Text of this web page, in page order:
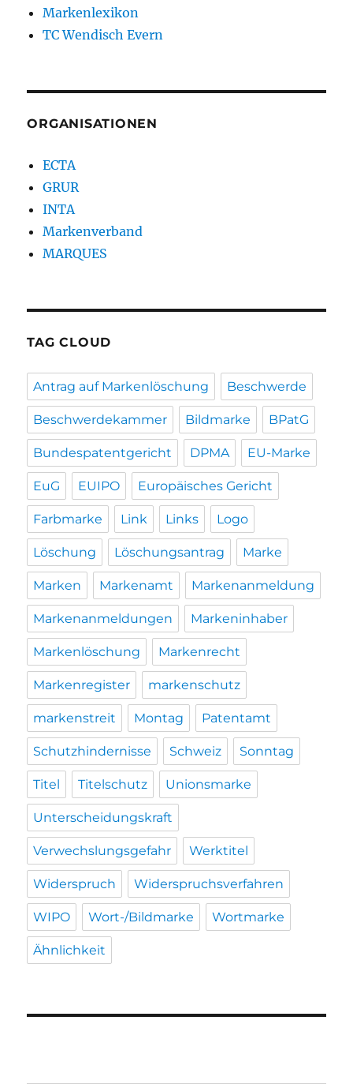
Markenlexikon
TC Wendisch Evern
ORGANISATIONEN
ECTA
GRUR
INTA
Markenverband
MARQUES
TAG CLOUD
Antrag auf Markenlöschung Beschwerde
Beschwerdekammer Bildmarke BPatG
Bundespatentgericht DPMA EU-Marke
EuG EUIPO Europäisches Gericht
Farbmarke Link Links Logo
Löschung Löschungsantrag Marke
Marken Markenamt Markenanmeldung
Markenanmeldungen Markeninhaber
Markenlöschung Markenrecht
Markenregister markenschutz
markenstreit Montag Patentamt
Schutzhindernisse Schweiz Sonntag
Titel Titelschutz Unionsmarke
Unterscheidungskraft
Verwechslungsgefahr Werktitel
Widerspruch Widerspruchsverfahren
WIPO Wort-/Bildmarke Wortmarke
Ähnlichkeit